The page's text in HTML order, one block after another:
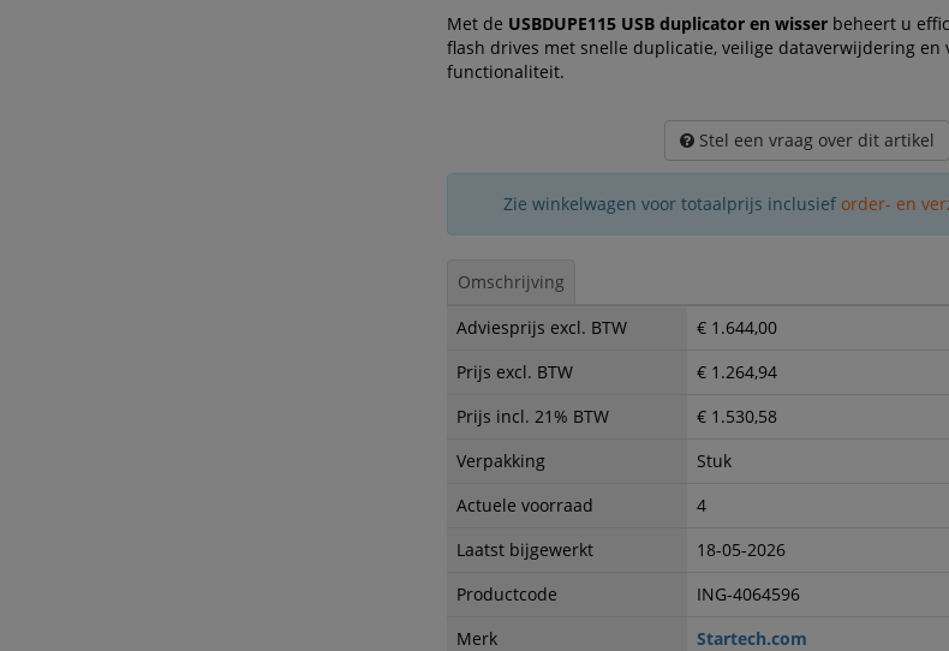
Met de USBDUPE115 USB duplicator en wisserbeheert u
flash drives met snelle duplicatie, veilige dataverwijdering en
functionaliteit.
Stel een vraag over dit artikel
Zie winkelwagen voor totaalprijs inclusief order- en
Omschrijving
Adviesprijs excl. BTW
€ 1.644,00
Prijs excl. BTW
€ 1.264,94
Prijs incl. 21% BTW
€ 1.530,58
Verpakking
Stuk
Actuele voorraad
4
Laatst bijgewerkt
18-05-2026
Productcode
ING-4064596
Merk
Startech.com